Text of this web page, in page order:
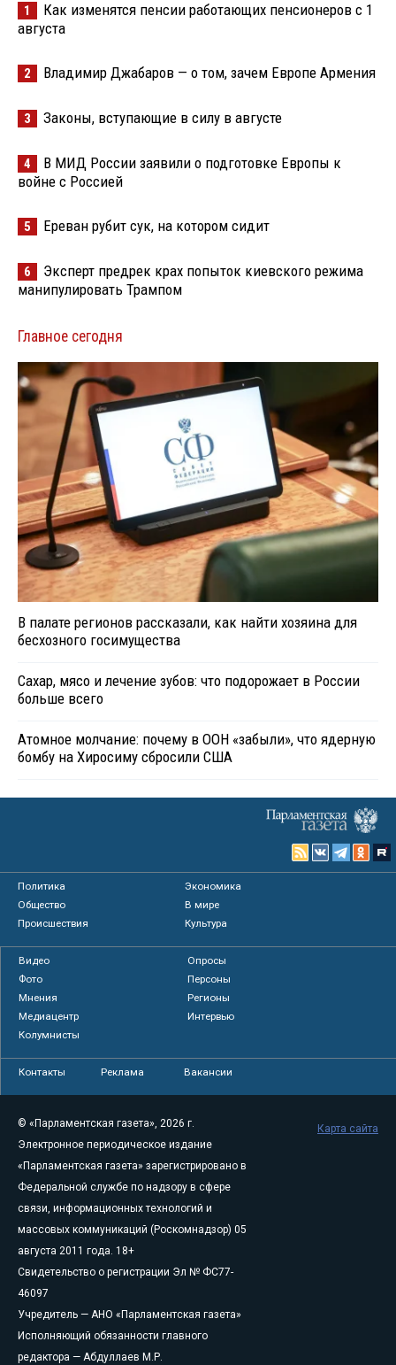
1
Как изменятся пенсии работающих пенсионеров с 1
августа
2 Владимир Джабаров — о том, зачем Европе Армения
3 Законы, вступающие в силу в августе
4
В МИД России заявили о подготовке Европы к
войне с Россией
5 Ереван рубит сук, на котором сидит
6
Эксперт предрек крах попыток киевского режима
манипулировать Трампом
Главное сегодня
В палате регионов рассказали, как найти хозяина для
бесхозного госимущества
Сахар, мясо и лечение зубов: что подорожает в России
больше всего
Атомное молчание: почему в ООН «забыли», что ядерную
бомбу на Хиросиму сбросили США
Политика
Экономика
Общество
В мире
Происшествия
Культура
Видео
Опросы
Фото
Персоны
Мнения
Регионы
Медиацентр
Интервью
Колумнисты
Контакты Реклама Вакансии
© «Парламентская газета», 2026 г.
Электронное периодическое издание
«Парламентская газета» зарегистрировано в
Федеральной службе по надзору в сфере
связи, информационных технологий и
массовых коммуникаций (Роскомнадзор) 05
августа 2011 года. 18+
Свидетельство о регистрации Эл № ФС77-
46097
Учредитель — АНО «Парламентская газета»
Исполняющий обязанности главного
редактора — Абдуллаев М.Р.
Карта сайта